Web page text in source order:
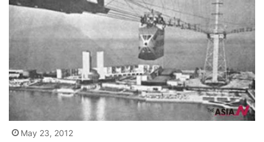
May 23, 2012